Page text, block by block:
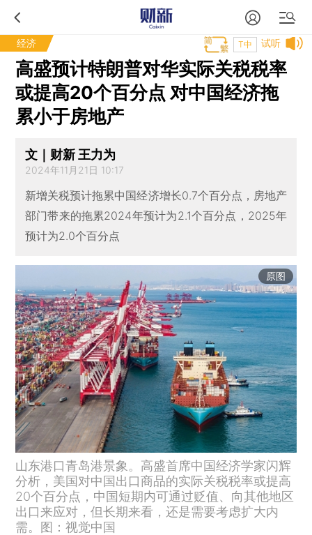
经济 试听
T中
高盛预计特朗普对华实际关税税率
或提高20个百分点 对中国经济拖
累小于房地产
文｜财新 王力为
2024年11月21日 10:17
新增关税预计拖累中国经济增长0.7个百分点，房地产
部门带来的拖累2024年预计为2.1个百分点，2025年
预计为2.0个百分点
原图
山东港口青岛港景象。高盛首席中国经济学家闪辉
分析，美国对中国出口商品的实际关税税率或提高
20个百分点，中国短期内可通过贬值、向其他地区
出口来应对，但长期来看，还是需要考虑扩大内
需。图：视觉中国